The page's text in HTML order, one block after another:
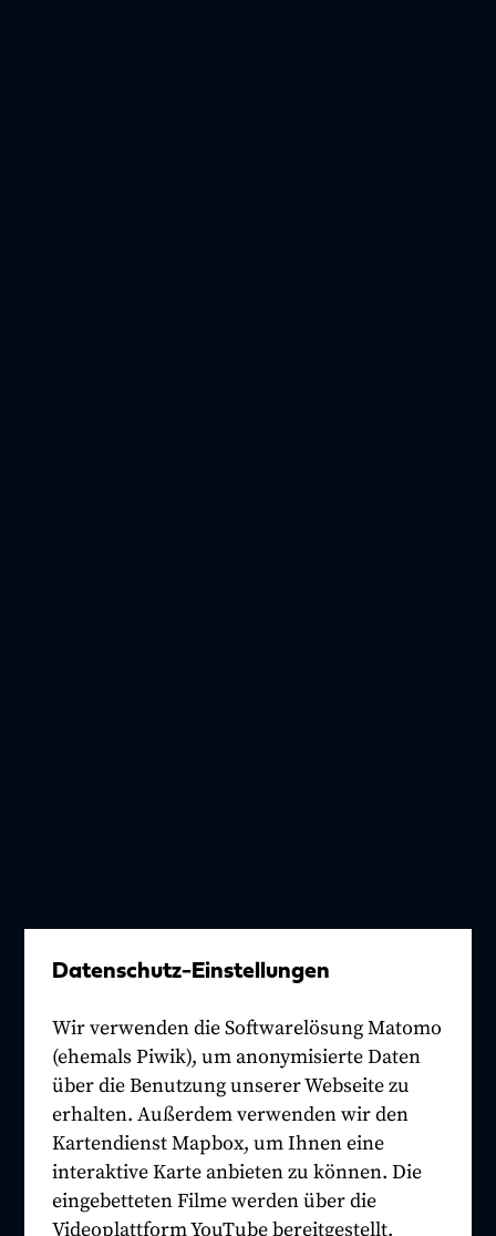
Datenschutz-Einstellungen
Wir verwenden die Softwarelösung Matomo
(ehemals Piwik), um anonymisierte Daten
über die Benutzung unserer Webseite zu
erhalten. Außerdem verwenden wir den
Kartendienst Mapbox, um Ihnen eine
interaktive Karte anbieten zu können. Die
eingebetteten Filme werden über die
Videoplattform YouTube bereitgestellt.